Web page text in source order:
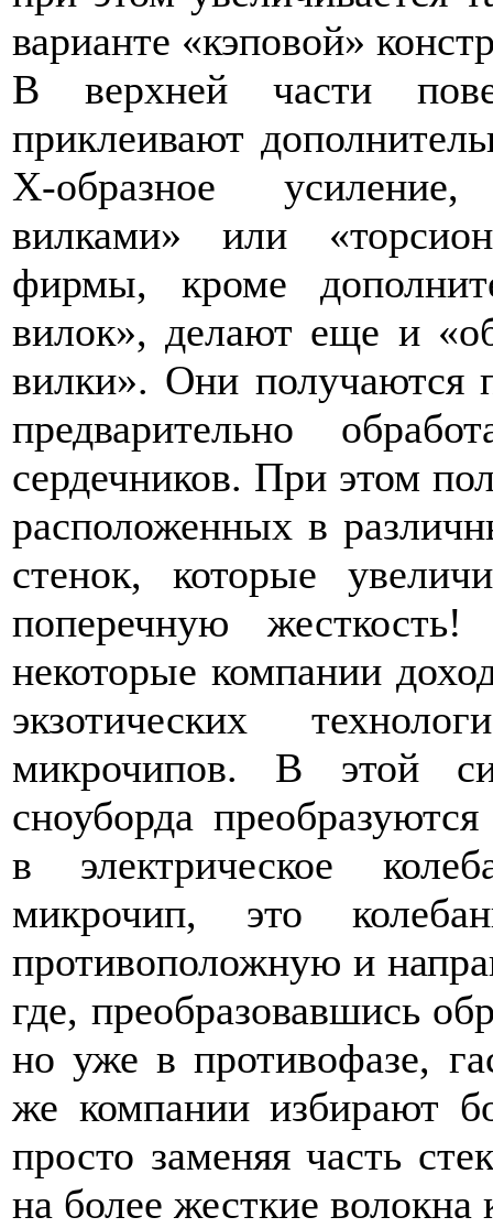
варианте «кэповой»
В верхней части
приклеивают
Х-образное
вилками» или
фирмы, кроме
вилок», делают еще и
вилки». Они получаются
предварительно
сердечников. При этом
расположенных в
стенок, которые
поперечную
некоторые компании
экзотических
микрочипов. В этой
сноуборда
в электрическое
микрочип, это
противоположную и
где, преобразовавшись
но уже в противофазе,
же компании избирают
просто заменяя часть
на более жесткие волокна